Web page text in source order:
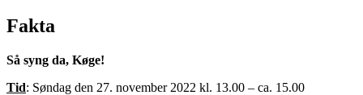
Fakta
Så syng da, Køge!
Tid: Søndag den 27. november 2022 kl. 13.00 – ca. 15.00